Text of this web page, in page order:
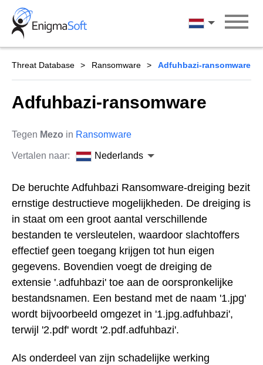
Skip
content
Nederlands
Threat Database Ransomware Adfuhbazi-ransomware
Adfuhbazi-ransomware
Tegen Mezo in Ransomware
Vertalen naar: Nederlands
De beruchte Adfuhbazi Ransomware-dreiging bezit
ernstige destructieve mogelijkheden. De dreiging is
in staat om een groot aantal verschillende
bestanden te versleutelen, waardoor slachtoffers
effectief geen toegang krijgen tot hun eigen
gegevens. Bovendien voegt de dreiging de
extensie '.adfuhbazi' toe aan de oorspronkelijke
bestandsnamen. Een bestand met de naam '1.jpg'
wordt bijvoorbeeld omgezet in '1.jpg.adfuhbazi',
terwijl '2.pdf' wordt '2.pdf.adfuhbazi'.
Als onderdeel van zijn schadelijke werking